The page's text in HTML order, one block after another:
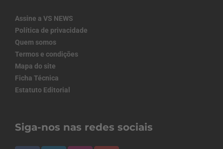
Assine a VS NEWS
Política de privacidade
Quem somos
Termos e condições
Mapa do site
Ficha Técnica
Estatuto Editorial
Siga-nos nas redes sociais